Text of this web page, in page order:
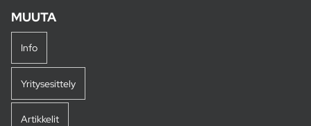
MUUTA
Info
Yritysesittely
Artikkelit